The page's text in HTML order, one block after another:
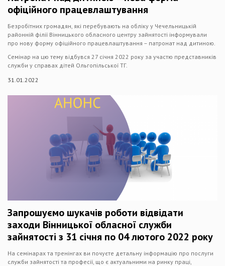
офіційного працевлаштування
Безробітних громадян, які перебувають на обліку у Чечельницькій
районній філії Вінницького обласного центру зайнятості інформували
про нову форму офіційного працевлаштування – патронат над дитиною.
Семінар на цю тему відбувся 27 січня 2022 року за участю представників
служби у справах дітей Ольгопільської ТГ.
31.01.2022
Запрошуємо шукачів роботи відвідати
заходи Вінницької обласної служби
зайнятості з 31 січня по 04 лютого 2022 року
На семінарах та тренінгах ви почуєте детальну інформацію про послуги
служби зайнятості та професії, що є актуальними на ринку праці,